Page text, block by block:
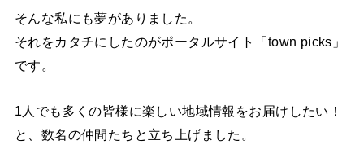
そんな私にも夢がありました。
それをカタチにしたのがポータルサイト「town picks」
です。
1人でも多くの皆様に楽しい地域情報をお届けしたい！
と、数名の仲間たちと立ち上げました。